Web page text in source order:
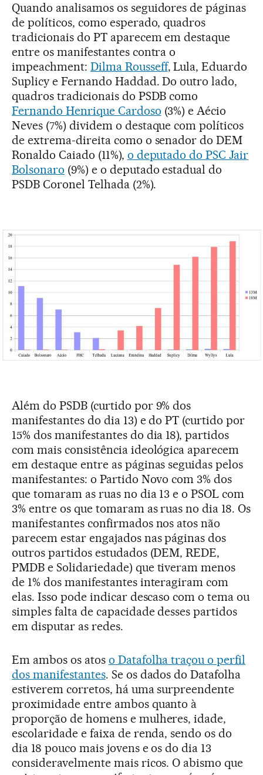
Quando analisamos os seguidores de páginas
de políticos, como esperado, quadros
tradicionais do PT aparecem em destaque
entre os manifestantes contra o
impeachment: Dilma Rousseff, Lula, Eduardo
Suplicy e Fernando Haddad. Do outro lado,
quadros tradicionais do PSDB como
Fernando Henrique Cardoso (3%) e Aécio
Neves (7%) dividem o destaque com políticos
de extrema-direita como o senador do DEM
Ronaldo Caiado (11%), o deputado do PSC Jair
Bolsonaro (9%) e o deputado estadual do
PSDB Coronel Telhada (2%).
Além do PSDB (curtido por 9% dos
manifestantes do dia 13) e do PT (curtido por
15% dos manifestantes do dia 18), partidos
com mais consistência ideológica aparecem
em destaque entre as páginas seguidas pelos
manifestantes: o Partido Novo com 3% dos
que tomaram as ruas no dia 13 e o PSOL com
3% entre os que tomaram as ruas no dia 18. Os
manifestantes confirmados nos atos não
parecem estar engajados nas páginas dos
outros partidos estudados (DEM, REDE,
PMDB e Solidariedade) que tiveram menos
de 1% dos manifestantes interagiram com
elas. Isso pode indicar descaso com o tema ou
simples falta de capacidade desses partidos
em disputar as redes.
Em ambos os atos o Datafolha traçou o perfil
dos manifestantes. Se os dados do Datafolha
estiverem corretos, há uma surpreendente
proximidade entre ambos quanto à
proporção de homens e mulheres, idade,
escolaridade e faixa de renda, sendo os do
dia 18 pouco mais jovens e os do dia 13
consideravelmente mais ricos. O abismo que